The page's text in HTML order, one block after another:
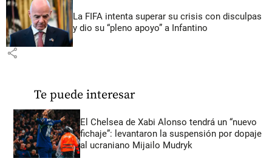
La FIFA intenta superar su crisis con disculpas
y dio su “pleno apoyo” a Infantino
share
Te puede interesar
El Chelsea de Xabi Alonso tendrá un “nuevo
fichaje”: levantaron la suspensión por dopaje
al ucraniano Mijailo Mudryk